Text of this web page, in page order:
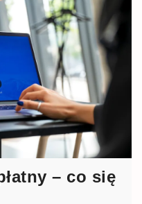
– co się